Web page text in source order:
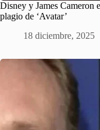
Disney y James Cameron
plagio de ‘Avatar’
18 diciembre, 2025